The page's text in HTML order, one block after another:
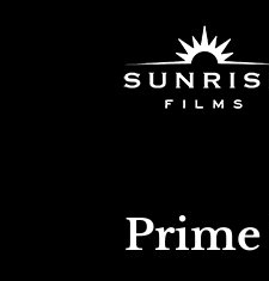
Prime